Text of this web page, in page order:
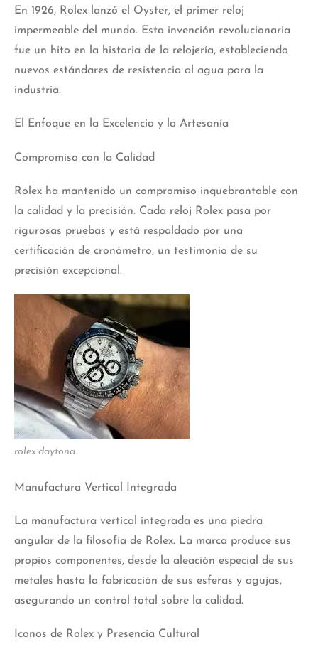
En 1926, Rolex lanzó el Oyster, el primer reloj
impermeable del mundo. Esta invención revolucionaria
fue un hito en la historia de la relojería, estableciendo
nuevos estándares de resistencia al agua para la
industria.
El Enfoque en la Excelencia y la Artesanía
Compromiso con la Calidad
Rolex ha mantenido un compromiso inquebrantable con
la calidad y la precisión. Cada reloj Rolex pasa por
rigurosas pruebas y está respaldado por una
certificación de cronómetro, un testimonio de su
precisión excepcional.
rolex daytona
Manufactura Vertical Integrada
La manufactura vertical integrada es una piedra
angular de la filosofía de Rolex. La marca produce sus
propios componentes, desde la aleación especial de sus
metales hasta la fabricación de sus esferas y agujas,
asegurando un control total sobre la calidad.
Iconos de Rolex y Presencia Cultural